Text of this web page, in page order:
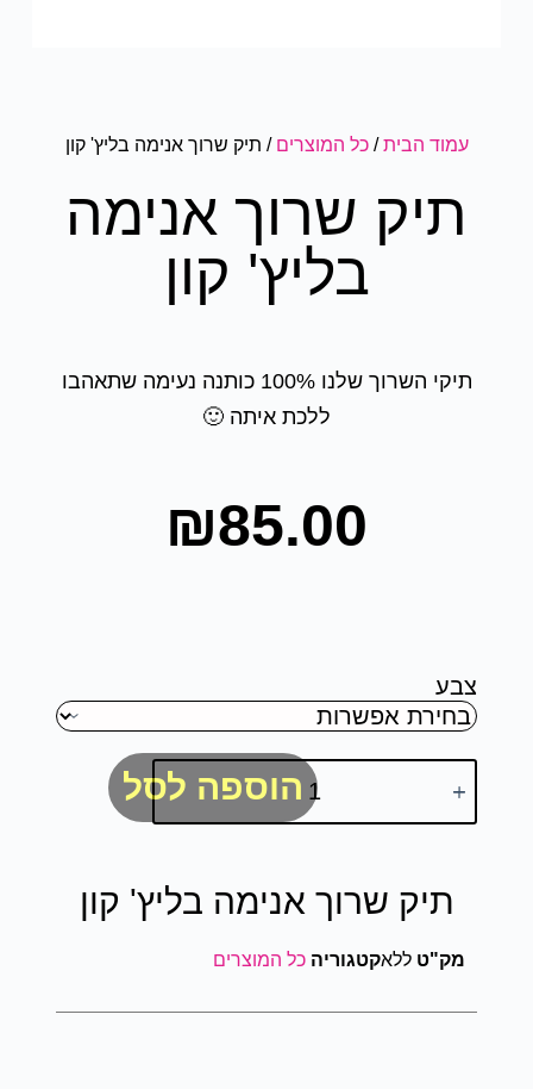
עמוד הבית/כל המוצרים / תיק שרוך אנימה בליץ' קון
תיק שרוך אנימה
בליץ' קון
תיקי השרוך שלנו 100% כותנה נעימה שתאהבו
ללכת איתה 🙂
₪85.00
צבע
הוספה לסל
תיק שרוך אנימה בליץ' קון
מק"ט ללאקטגוריה כל המוצרים